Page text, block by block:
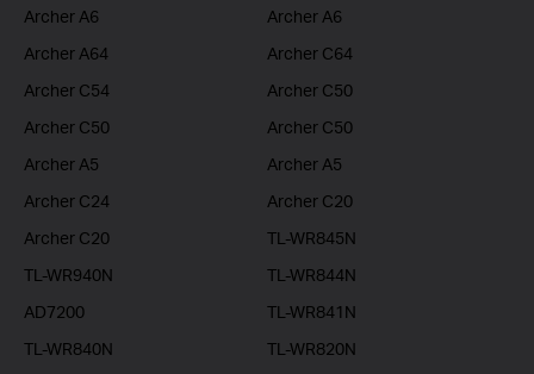
Archer A6
Archer A6
Archer A64
Archer C64
Archer C54
Archer C50
Archer C50
Archer C50
Archer A5
Archer A5
Archer C24
Archer C20
Archer C20
TL-WR845N
TL-WR940N
TL-WR844N
AD7200
TL-WR841N
TL-WR840N
TL-WR820N